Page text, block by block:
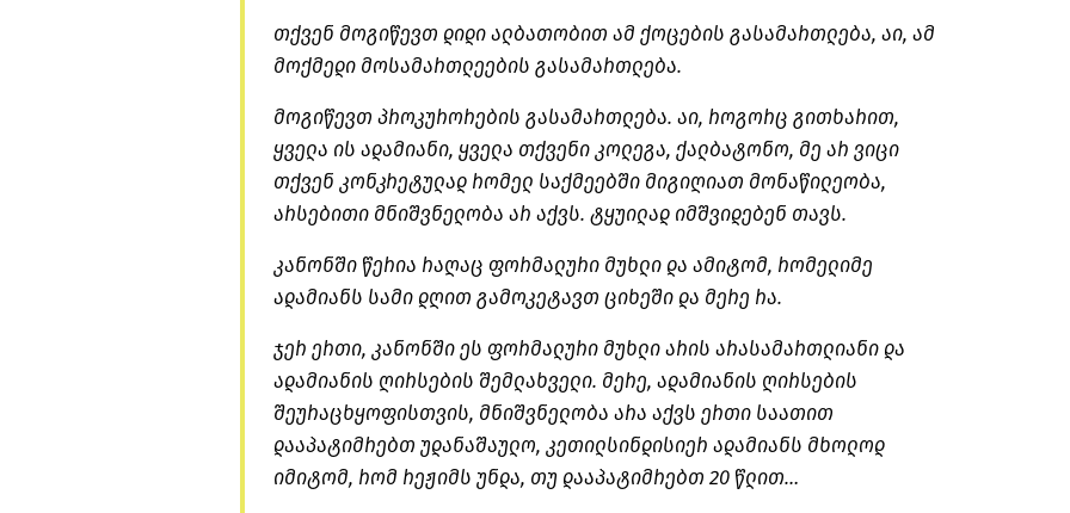
თქვენ მოგიწევთ დიდი ალბათობით ამ ქოცების გასამართლება, აი, ამ
მოქმედი მოსამართლეების გასამართლება.
მოგიწევთ პროკურორების გასამართლება. აი, როგორც გითხარით,
ყველა ის ადამიანი, ყველა თქვენი კოლეგა, ქალბატონო, მე არ ვიცი
თქვენ კონკრეტულად რომელ საქმეებში მიგიღიათ მონაწილეობა,
არსებითი მნიშვნელობა არ აქვს. ტყუილად იმშვიდებენ თავს.
კანონში წერია რაღაც ფორმალური მუხლი და ამიტომ, რომელიმე
ადამიანს სამი დღით გამოკეტავთ ციხეში და მერე რა.
ჯერ ერთი, კანონში ეს ფორმალური მუხლი არის არასამართლიანი და
ადამიანის ღირსების შემლახველი. მერე, ადამიანის ღირსების
შეურაცხყოფისთვის, მნიშვნელობა არა აქვს ერთი საათით
დააპატიმრებთ უდანაშაულო, კეთილსინდისიერ ადამიანს მხოლოდ
იმიტომ, რომ რეჟიმს უნდა, თუ დააპატიმრებთ 20 წლით…